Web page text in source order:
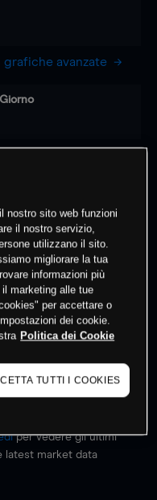
avanzate
su
per vedere gli ultimi
latest market data
nostro sito web funzioni
il nostro servizio,
utilizzano il sito.
migliorare la tua
informazioni più
marketing alle tue
per accettare o
dei cookie.
Politica dei Cookie
TUTTI I COOKIES